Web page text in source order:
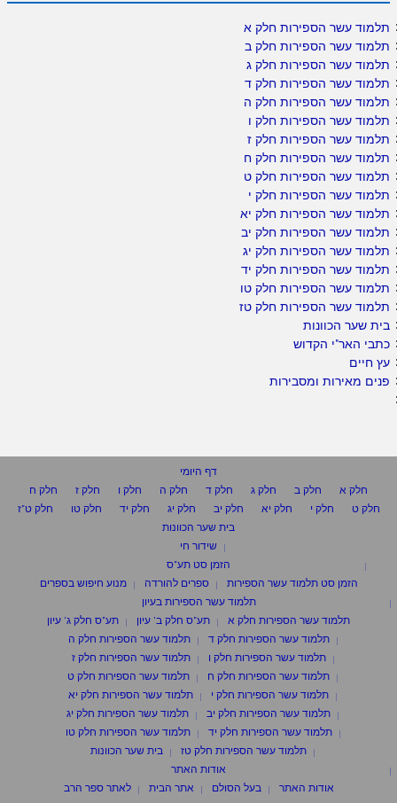
תלמוד עשר הספירות חלק א
תלמוד עשר הספירות חלק ב
תלמוד עשר הספירות חלק ג
תלמוד עשר הספירות חלק ד
תלמוד עשר הספירות חלק ה
תלמוד עשר הספירות חלק ו
תלמוד עשר הספירות חלק ז
תלמוד עשר הספירות חלק ח
תלמוד עשר הספירות חלק ט
תלמוד עשר הספירות חלק י
תלמוד עשר הספירות חלק יא
תלמוד עשר הספירות חלק יב
תלמוד עשר הספירות חלק יג
תלמוד עשר הספירות חלק יד
תלמוד עשר הספירות חלק טו
תלמוד עשר הספירות חלק טז
בית שער הכוונות
כתבי האר"י הקדוש
עץ חיים
פנים מאירות ומסבירות
דף היומי
חלק א
חלק ב חלק ג חלק ד חלק ה חלק ו חלק ז
חלק ח
חלק ט
חלק י חלק יא חלק יב חלק יג חלק יד חלק טו
חלק ט"ז
בית שער הכוונות
שידור חי
הזמן סט תע"ס
הזמן סט תלמוד עשר הספירות
ספרים להורדה
מנוע חיפוש בספרים
תלמוד עשר הספירות בעיון
תלמוד עשר הספירות חלק א
תע"ס חלק ב' עיון
תע"ס חלק ג' עיון
תלמוד עשר הספירות חלק ד
תלמוד עשר הספירות חלק ה
תלמוד עשר הספירות חלק ו
תלמוד עשר הספירות חלק ז
תלמוד עשר הספירות חלק ח
תלמוד עשר הספירות חלק ט
תלמוד עשר הספירות חלק י
תלמוד עשר הספירות חלק יא
תלמוד עשר הספירות חלק יב
תלמוד עשר הספירות חלק יג
תלמוד עשר הספירות חלק יד
תלמוד עשר הספירות חלק טו
תלמוד עשר הספירות חלק טז
בית שער הכוונות
אודות האתר
אודות האתר
בעל הסולם אתר הבית
לאתר ספר הרב